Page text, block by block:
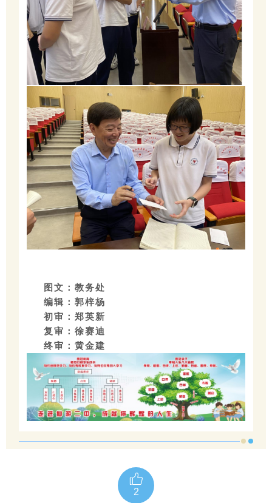
图文：教务处
编辑：郭梓杨
初审：郑英新
复审：徐赛迪
终审：黄金建
2